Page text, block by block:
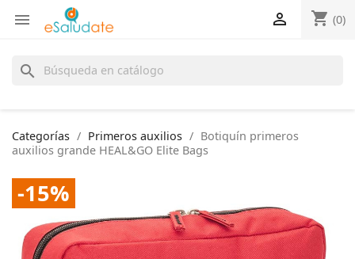
 shopping_cart (0)

search
Categorías Primeros auxilios
Botiquín primeros
auxilios grande HEAL&GO Elite Bags
-15%